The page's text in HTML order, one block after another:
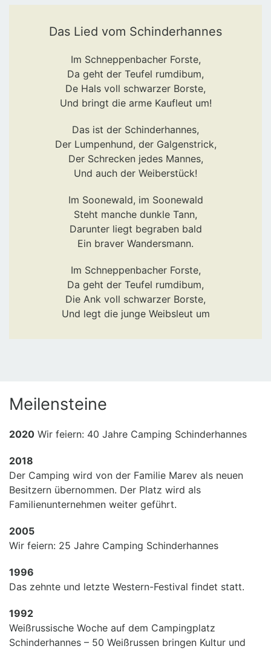
Das Lied vom Schinderhannes
Im Schneppenbacher Forste,
Da geht der Teufel rumdibum,
De Hals voll schwarzer Borste,
Und bringt die arme Kaufleut um!
Das ist der Schinderhannes,
Der Lumpenhund, der Galgenstrick,
Der Schrecken jedes Mannes,
Und auch der Weiberstück!
Im Soonewald, im Soonewald
Steht manche dunkle Tann,
Darunter liegt begraben bald
Ein braver Wandersmann.
Im Schneppenbacher Forste,
Da geht der Teufel rumdibum,
Die Ank voll schwarzer Borste,
Und legt die junge Weibsleut um
Meilensteine
2020 Wir feiern: 40 Jahre Camping Schinderhannes
2018
Der Camping wird von der Familie Marev als neuen
Besitzern übernommen. Der Platz wird als
Familienunternehmen weiter geführt.
2005
Wir feiern: 25 Jahre Camping Schinderhannes
1996
Das zehnte und letzte Western-Festival findet statt.
1992
Weißrussische Woche auf dem Campingplatz
Schinderhannes – 50 Weißrussen bringen Kultur und